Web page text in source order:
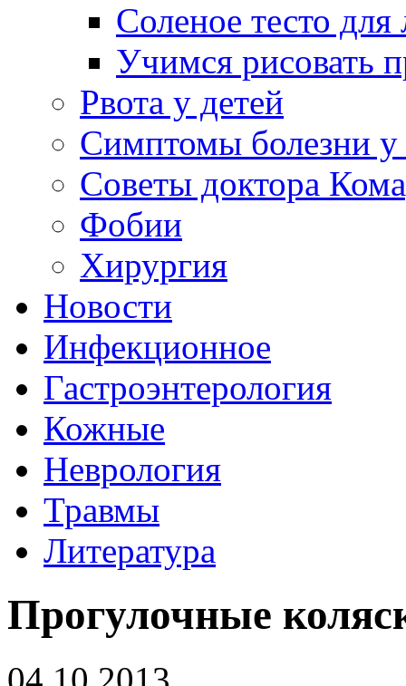
Соленое тесто для
Учимся рисовать
Рвота у детей
Симптомы болезни у
Советы доктора
Фобии
Хирургия
Новости
Инфекционное
Гастроэнтерология
Кожные
Неврология
Травмы
Литература
Прогулочные